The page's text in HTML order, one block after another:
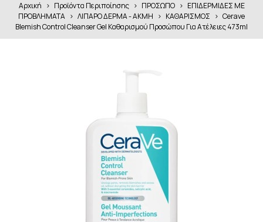
Αρχική > Προϊόντα Περιποίησης > ΠΡΟΣΩΠΟ > ΕΠΙΔΕΡΜΙΔΕΣ ΜΕ
ΠΡΟΒΛΗΜΑΤΑ > ΛΙΠΑΡΟ ΔΕΡΜΑ - ΑΚΜΗ > ΚΑΘΑΡΙΣΜΟΣ > Cerave
Blemish Control Cleanser Gel Καθαρισμού Προσώπου Για Ατέλειες 473ml